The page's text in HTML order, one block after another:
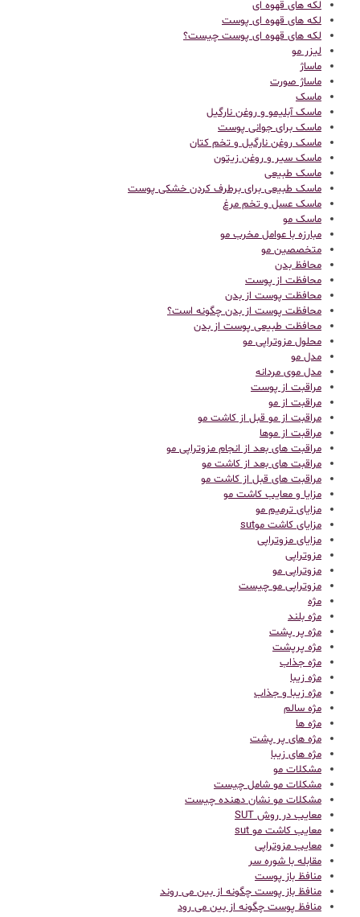
لکه های قهوه ای
لکه های قهوه ای پوست
لکه های قهوه ای پوست چیست؟
لیزر مو
ماساژ
ماساژ صورت
ماسک
ماسک آبلیمو و روغن نارگیل
ماسک برای جوانی پوست
ماسک روغن نارگیل و تخم کتان
ماسک سیر و روغن زیتون
ماسک طبیعی
ماسک طبیعی برای برطرف کردن خشکی پوست
ماسک عسل و تخم مرغ
ماسک مو
مبارزه با عوامل مخرب مو
متخصصین مو
محافظ بدن
محافظت از پوست
محافظت پوست از بدن
محافظت پوست از بدن چگونه است؟
محافظت طبیعی پوست از بدن
محلول مزوتراپی مو
مدل مو
مدل موی مردانه
مراقبت از پوست
مراقبت از مو
مراقبت از مو قبل از کاشت مو
مراقبت از موها
مراقبت های بعد از انجام مزوتراپی مو
مراقبت های بعد از کاشت مو
مراقبت های قبل از کاشت مو
مزایا و معایب کاشت مو
مزایای ترمیم مو
مزایای کاشت موsut
مزایای مزوتراپی
مزوتراپی
مزوتراپی مو
مزوتراپی مو چیست
مژه
مژه بلند
مژه پر پشت
مژه پرپشت
مژه جذاب
مژه زیبا
مژه زیبا و جذاب
مژه سالم
مژه ها
مژه های پر پشت
مژه های زیبا
مشکلات مو
مشکلات مو شامل چیست
مشکلات مو نشان دهنده چیست
معایب در روش SUT
معایب کاشت مو sut
معایب مزوتراپی
مقابله با شوره سر
منافظ باز پوست
منافظ باز پوست چگونه از بین می روند
منافظ پوست چگونه از بین می رود